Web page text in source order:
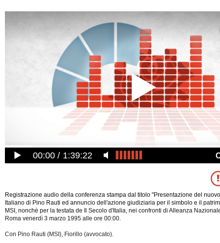
00:00 1:39:22
Registrazione audio della conferenza stampa dal titolo "Presentazione del
Italiano di Pino Rauti ed annuncio dell'azione giudiziaria per il simbolo e il
MSI, nonchè per la testata de Il Secolo d'Italia, nei confronti di Alleanza
Roma venerdì 3 marzo 1995 alle ore 00:00.
Con Pino Rauti (MSI), Fiorillo (avvocato).